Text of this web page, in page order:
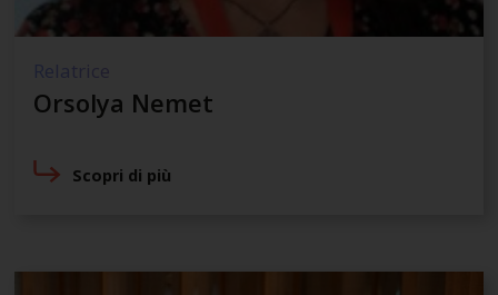
Relatrice
Orsolya Nemet
Scopri di più